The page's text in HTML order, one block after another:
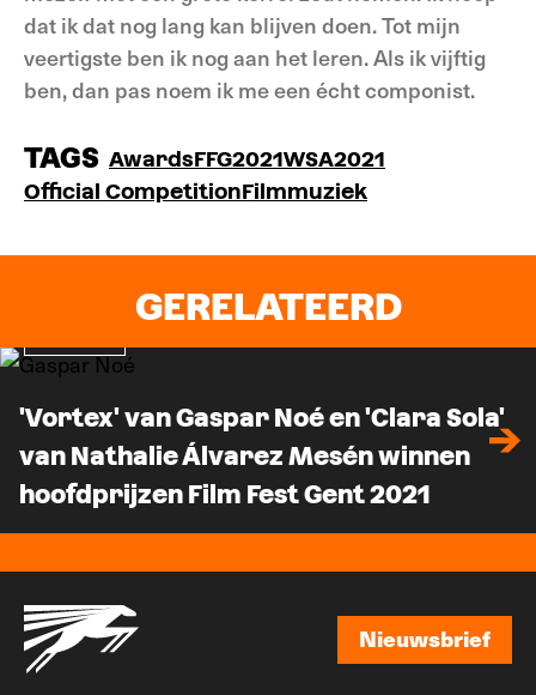
dat ik dat nog lang kan blijven doen. Tot mijn
veertigste ben ik nog aan het leren. Als ik vijftig
ben, dan pas noem ik me een écht componist.
TAGS AwardsFFG2021WSA2021
Official CompetitionFilmmuziek
GERELATEERD
'Vortex' van Gaspar Noé en 'Clara Sola'
van Nathalie Álvarez Mesén winnen
hoofdprijzen Film Fest Gent 2021
Nieuwsbrief